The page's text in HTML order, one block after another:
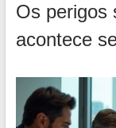
Os perigos
acontece